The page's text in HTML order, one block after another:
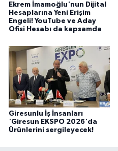
Ekrem İmamoğlu'nun Dijital
Hesaplarına Yeni Erişim
Engeli! YouTube ve Aday
Ofisi Hesabı da kapsamda
Giresunlu İş İnsanları
'Giresun EKSPO 2026'da
Ürünlerini sergileyecek!